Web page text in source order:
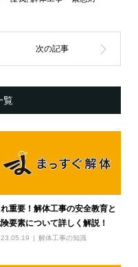
覧
重要！解体工事の安全教育と
要素について詳しく解説！
解体工事の知識